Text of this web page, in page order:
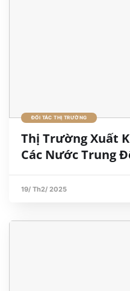
ĐỐI TÁC THỊ TRƯỜNG
Thị Trường Xuất
Các Nước Trung
19/ Th2/ 2025